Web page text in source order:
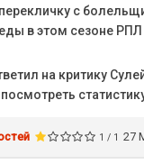
с
в этом сезоне РПЛ
на критику
1 / 1 27